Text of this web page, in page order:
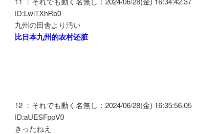
ID:LwiTXhRb0
九州の田舎より汚い
比日本九州的农村还脏
12 ：それでも動く名無し：2024/06/28(金) 16:35:56.05
ID:aUESFppV0
きったねえ